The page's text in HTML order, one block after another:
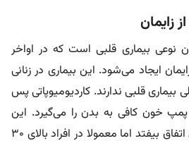
نوعی بیماری قلبی است که در اواخر
ایجاد می‌شود. این بیماری در زنانی
قلبی ندارند. کاردیومیوپاتی پس
پمپ خون کافی به بدن را می‌گیرد. این
شرایط می‌تواند در هر سنی اتفاق بیفتد اما معمولا در افراد بالای ۳۰